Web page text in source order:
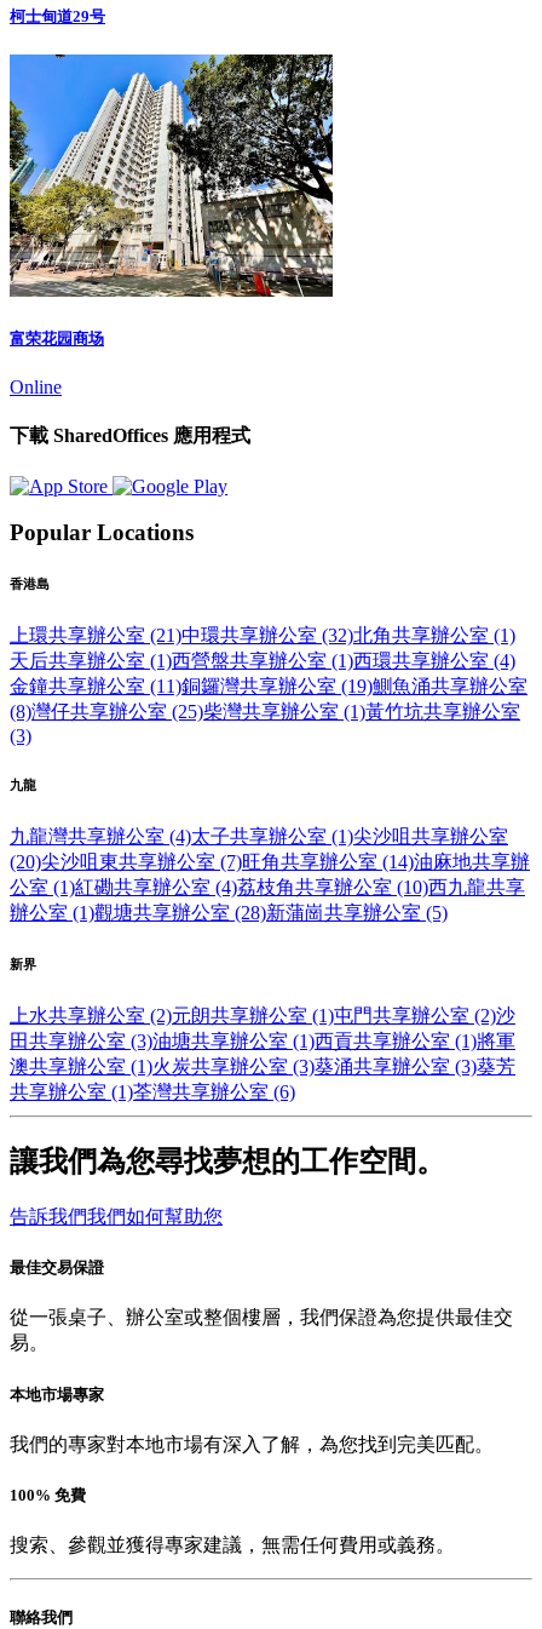
柯士甸道29号
富荣花园商场
Online
下載 SharedOffices 應用程式
Popular Locations
香港島
上環共享辦公室 (21)中環共享辦公室 (32)北角共享辦公室 (1)
天后共享辦公室 (1)西營盤共享辦公室 (1)西環共享辦公室 (4)
金鐘共享辦公室 (11)銅鑼灣共享辦公室 (19)鰂魚涌共享辦公室
(8)灣仔共享辦公室 (25)柴灣共享辦公室 (1)黃竹坑共享辦公室
(3)
九龍
九龍灣共享辦公室 (4)太子共享辦公室 (1)尖沙咀共享辦公室
(20)尖沙咀東共享辦公室 (7)旺角共享辦公室 (14)油麻地共享辦
公室 (1)紅磡共享辦公室 (4)荔枝角共享辦公室 (10)西九龍共享
辦公室 (1)觀塘共享辦公室 (28)新蒲崗共享辦公室 (5)
新界
上水共享辦公室 (2)元朗共享辦公室 (1)屯門共享辦公室 (2)沙
田共享辦公室 (3)油塘共享辦公室 (1)西貢共享辦公室 (1)將軍
澳共享辦公室 (1)火炭共享辦公室 (3)葵涌共享辦公室 (3)葵芳
共享辦公室 (1)荃灣共享辦公室 (6)
讓我們為您尋找夢想的工作空間。
告訴我們我們如何幫助您
最佳交易保證
從一張桌子、辦公室或整個樓層，我們保證為您提供最佳交
易。
本地市場專家
我們的專家對本地市場有深入了解，為您找到完美匹配。
100% 免費
搜索、參觀並獲得專家建議，無需任何費用或義務。
聯絡我們